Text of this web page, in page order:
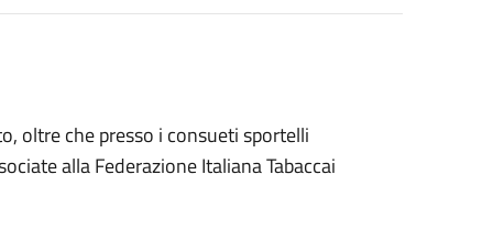
oltre che presso i consueti sportelli
alla Federazione Italiana Tabaccai